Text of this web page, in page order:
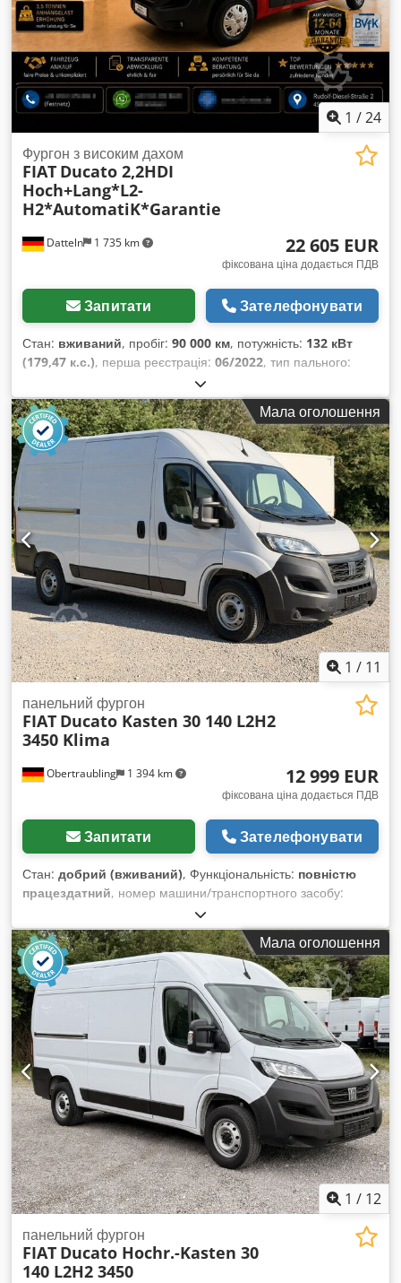
центральний замок,
1 /24
Datteln 1 735 km
Фургон з високим дахом
FIAT Ducato 2,2HDI
Hoch+Lang*L2-
H2*AutomatiK*Garantie
22 605 EUR
фіксована ціна додається ПДВ
Запитати Зателефонувати
Стан: вживаний, пробіг: 90 000 км, потужність: 132 кВт
(179,47 к.с.), перша реєстрація: 06/2022, тип пального:
3 500 кг
передачі:автоматичний, клас викидів:Євро 6, кількість
місць:3, загальна довжина:5 600 мм, довжина вантажного
відсіку:3 100 мм, Обладнання:ABS, кондиціонер,
навігаційна система, фільтр сажі, центральний замок,
Мала оголошення
1 / 11
Obertraubling 1 394 km
панельний фургон
FIAT Ducato Kasten 30 140 L2H2
3450 Klima
12 999 EUR
фіксована ціна додається ПДВ
Запитати Зателефонувати
Стан: добрий (вживаний), Функціональність: повністю
працездатний, номер машини/транспортного засобу:
, потужність:
к.с.), перша реєстрація:01/2023, тип пального:дизель,
маса без навантаження:1 960 кг, максимальна вага
навантаження:1 100 кг , загальна вага:3 040 кг, колісна
база:3 450 мм, наступна перевірка (TÜV):05/2028, паливо:
дизель
, тип передачі: механічний, кількість
передач:
, клас викидів:Євро 6, кількість місць:3, довжина
вантажного відсіку:3 100 мм, ширина вантажного відсіку:
1 860 мм, висота вантажного відсіку: 1 920 мм, Обладнання:
ABS, AdBlue, EBS (Електронна гальмівна система),
бортовий комп’ютер, гідропідсилювач керма,
електронна програма стабільності (ESP), кондиціонер,
моніторинг тиску в шинах, паркувальні датчики,
подушка безпеки, реєстрація вантажівки, розсувні
двері, старт-стоп система, фільтр сажі, центральний
замок,
Мала оголошення
1 / 12
панельний фургон
FIAT Ducato Hochr.-Kasten 30
140 L2H2 3450